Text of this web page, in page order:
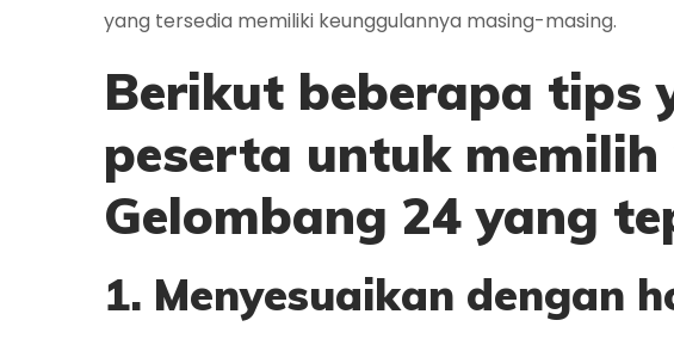
yang tersedia memiliki keunggulannya masing-masing.
Berikut beberapa tips
peserta untuk
Gelombang 24 yang
1. Menyesuaikan dengan